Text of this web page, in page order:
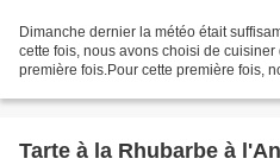
Dimanche dernier la météo était
cette fois, nous avons choisi de
première fois.Pour cette première fois,
Tarte à la Rhubarbe à